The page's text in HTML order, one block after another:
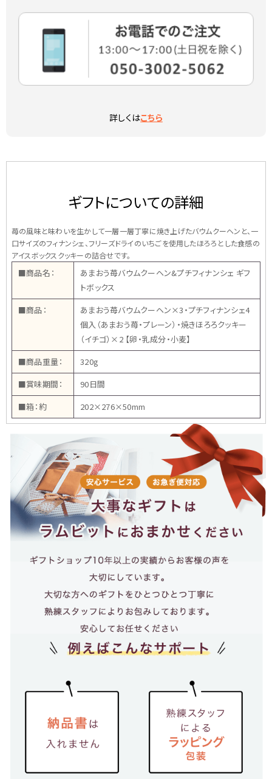
詳しくはこちら
ギフトについての詳細
苺の風味と味わいを生かして一層一層丁寧に焼き上げたバウムクーヘンと、一
口サイズのフィナンシェ、フリーズドライのいちごを使用したほろろとした食感の
アイスボックスクッキーの詰合せです。
■商品名：
あまおう苺バウムクーヘン&プチフィナンシェ ギフ
トボックス
■商品：
あまおう苺バウムクーヘン×3・プチフィナンシェ4
個入（あまおう苺・プレーン）・焼きほろろクッキー
（イチゴ）×2 【卵・乳成分・小麦】
■商品重量：
320g
■賞味期間：
90日間
■箱：約
202×276×50mm